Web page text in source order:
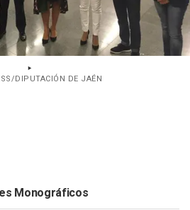
DIPUTACIÓN DE JAÉN
Monográficos